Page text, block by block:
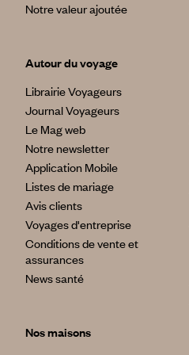
Notre valeur ajoutée
Autour du voyage
Librairie Voyageurs
Journal Voyageurs
Le Mag web
Notre newsletter
Application Mobile
Listes de mariage
Avis clients
Voyages d'entreprise
Conditions de vente et
assurances
News santé
Nos maisons